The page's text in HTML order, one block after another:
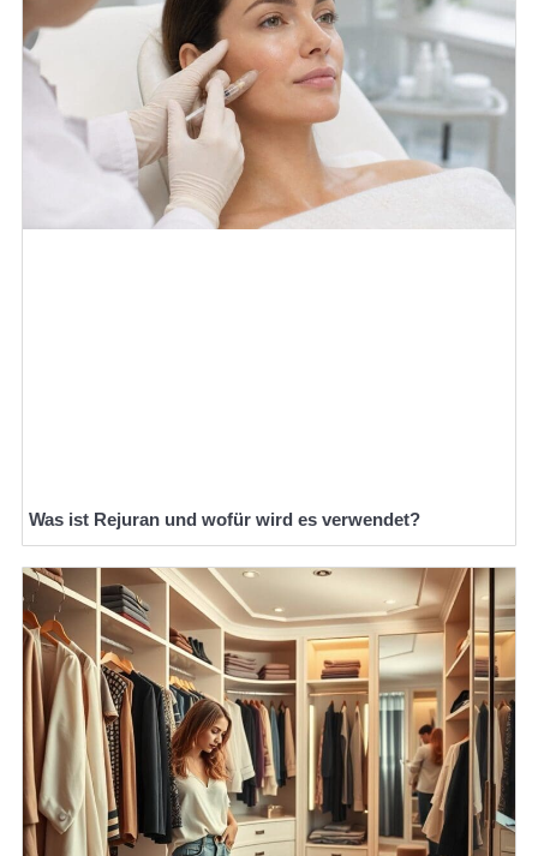
Was ist Rejuran und wofür wird es verwendet?